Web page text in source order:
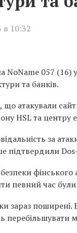
в 10:32
NoName 057 (16)
та банків.
атакували
HSL та
за
підтвердили
певний час були
зараз